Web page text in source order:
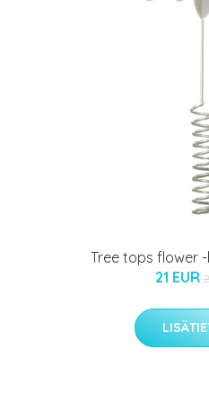
Tree tops flower
21 EUR